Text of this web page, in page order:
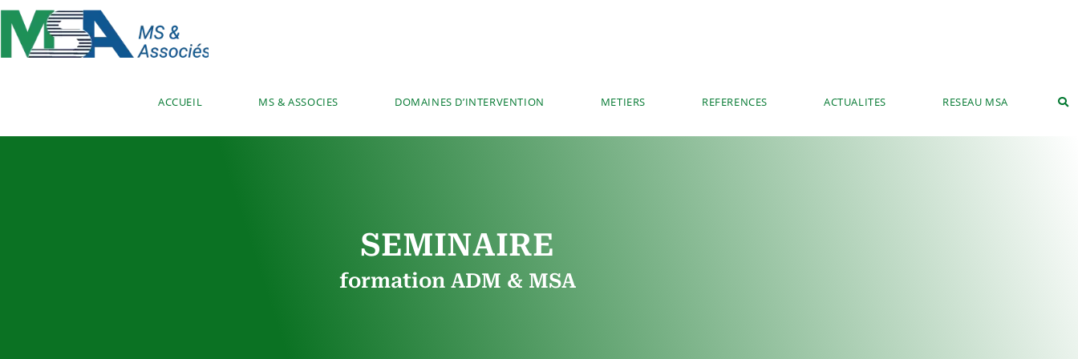
ACCUEIL MS & ASSOCIES DOMAINES D’INTERVENTION METIERS REFERENCES ACTUALITES RESEAU MSA
SEMINAIRE
formation ADM & MSA